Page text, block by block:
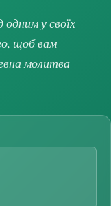
у своїх
щоб вам
молитва